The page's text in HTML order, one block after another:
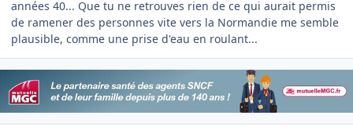
années 40... Que tu ne retrouves rien de ce qui aurait permis
de ramener des personnes vite vers la Normandie me semble
plausible, comme une prise d'eau en roulant...